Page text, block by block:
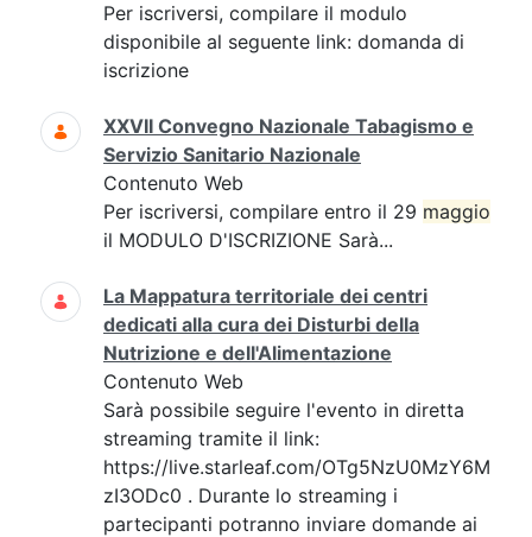
Per iscriversi, compilare il modulo
disponibile al seguente link: domanda di
iscrizione
XXVII Convegno Nazionale Tabagismo e
Servizio Sanitario Nazionale
Contenuto Web
Per iscriversi, compilare entro il 29 maggio
il MODULO D'ISCRIZIONE Sarà...
La Mappatura territoriale dei centri
dedicati alla cura dei Disturbi della
Nutrizione e dell'Alimentazione
Contenuto Web
Sarà possibile seguire l'evento in diretta
streaming tramite il link:
https://live.starleaf.com/OTg5NzU0MzY6M
zI3ODc0 . Durante lo streaming i
partecipanti potranno inviare domande ai